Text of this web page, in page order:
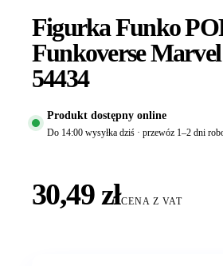
Figurka Funko
Funkoverse
54434
Produkt dostępny online
Do 14:00 wysyłka dziś · przewóz 1–2 dni
30,49 złCENA Z VAT